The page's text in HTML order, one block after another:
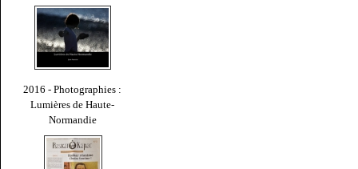
2016 - Photographies :
Lumières de Haute-
Normandie